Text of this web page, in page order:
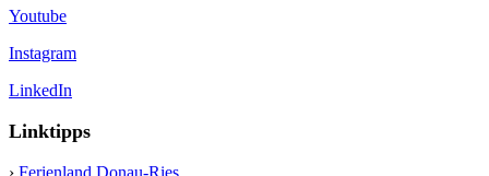
Youtube
Instagram
LinkedIn
Linktipps
› Ferienland Donau-Ries